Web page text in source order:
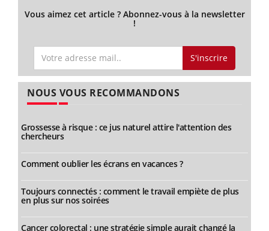
Vous aimez cet article ? Abonnez-vous à la newsletter
!
S'inscrire
NOUS VOUS RECOMMANDONS
Grossesse à risque : ce jus naturel attire l'attention des
chercheurs
Comment oublier les écrans en vacances ?
Toujours connectés : comment le travail empiète de plus
en plus sur nos soirées
Cancer colorectal : une stratégie simple aurait changé la